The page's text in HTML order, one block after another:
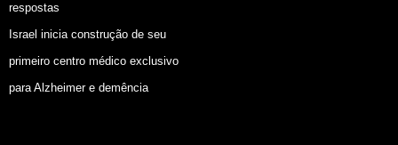
respostas
Israel inicia construção de seu
primeiro centro médico exclusivo
para Alzheimer e demência